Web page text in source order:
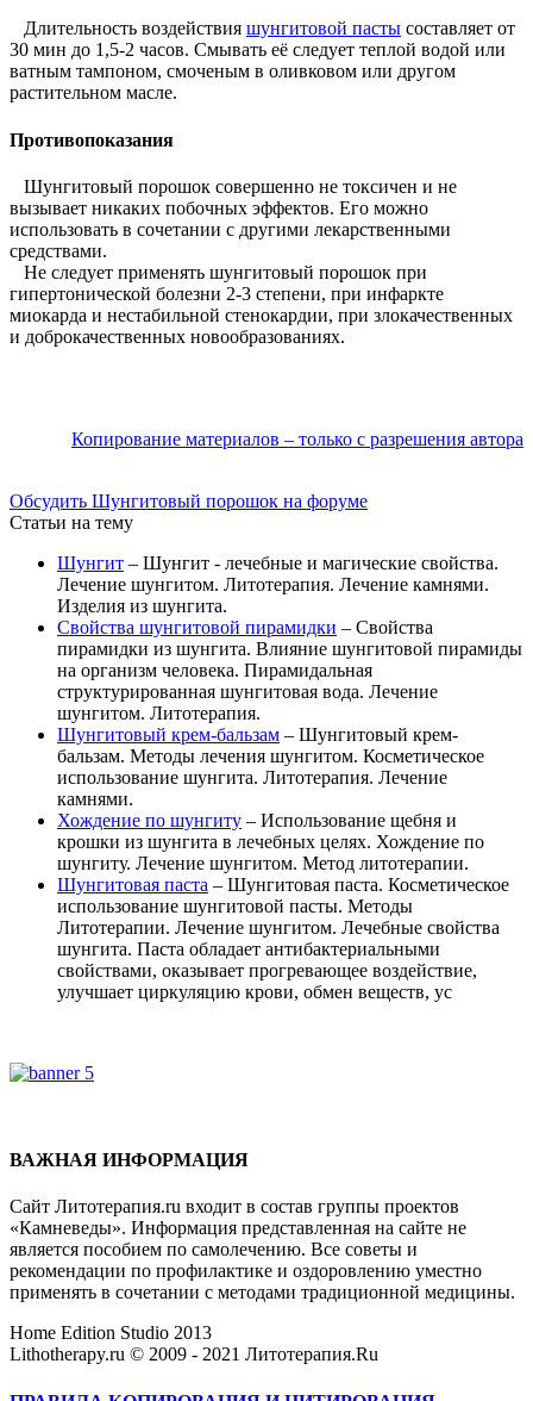
Длительность воздействия шунгитовой пасты составляет от
30 мин до 1,5-2 часов. Смывать её следует теплой водой или
ватным тампоном, смоченым в оливковом или другом
растительном масле.
Противопоказания
Шунгитовый порошок совершенно не токсичен и не
вызывает никаких побочных эффектов. Его можно
использовать в сочетании с другими лекарственными
средствами.
Не следует применять шунгитовый порошок при
гипертонической болезни 2-3 степени, при инфаркте
миокарда и нестабильной стенокардии, при злокачественных
и доброкачественных новообразованиях.
Копирование материалов – только с разрешения автора
Обсудить Шунгитовый порошок на форуме
Статьи на тему
Шунгит – Шунгит - лечебные и магические свойства.
Лечение шунгитом. Литотерапия. Лечение камнями.
Изделия из шунгита.
Свойства шунгитовой пирамидки – Свойства
пирамидки из шунгита. Влияние шунгитовой пирамиды
на организм человека. Пирамидальная
структурированная шунгитовая вода. Лечение
шунгитом. Литотерапия.
Шунгитовый крем-бальзам – Шунгитовый крем-
бальзам. Методы лечения шунгитом. Косметическое
использование шунгита. Литотерапия. Лечение
камнями.
Хождение по шунгиту – Использование щебня и
крошки из шунгита в лечебных целях. Хождение по
шунгиту. Лечение шунгитом. Метод литотерапии.
Шунгитовая паста – Шунгитовая паста. Косметическое
использование шунгитовой пасты. Методы
Литотерапии. Лечение шунгитом. Лечебные свойства
шунгита. Паста обладает антибактериальными
свойствами, оказывает прогревающее воздействие,
улучшает циркуляцию крови, обмен веществ, ус
ВАЖНАЯ ИНФОРМАЦИЯ
Сайт Литотерапия.ru входит в состав группы проектов
«Камневеды». Информация представленная на сайте не
является пособием по самолечению. Все советы и
рекомендации по профилактике и оздоровлению уместно
применять в сочетании с методами традиционной медицины.
Home Edition Studio 2013
Lithotherapy.ru © 2009 - 2021 Литотерапия.Ru